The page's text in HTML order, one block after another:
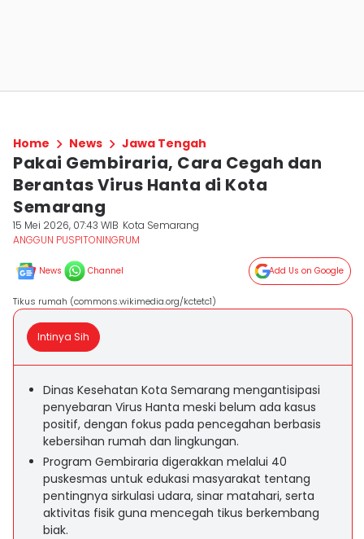
Home News Jawa Tengah
Pakai Gembiraria, Cara Cegah dan
Berantas Virus Hanta di Kota
Semarang
15 Mei 2026, 07:43 WIB Kota Semarang
ANGGUN PUSPITONINGRUM
News Channel Add Us on Google
Tikus rumah (commons.wikimedia.org/kctetc1)
Intinya Sih
Dinas Kesehatan Kota Semarang mengantisipasi
penyebaran Virus Hanta meski belum ada kasus
positif, dengan fokus pada pencegahan berbasis
kebersihan rumah dan lingkungan.
Program Gembiraria digerakkan melalui 40
puskesmas untuk edukasi masyarakat tentang
pentingnya sirkulasi udara, sinar matahari, serta
aktivitas fisik guna mencegah tikus berkembang
biak.